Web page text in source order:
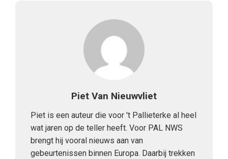
Piet Van Nieuwvliet
Piet is een auteur die voor 't Pallieterke al heel
wat jaren op de teller heeft. Voor PAL NWS
brengt hij vooral nieuws aan van
gebeurtenissen binnen Europa. Daarbij trekken